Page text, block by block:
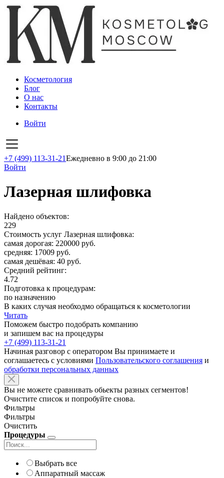
Косметология
Блог
О нас
Контакты
Войти
+7 (499) 113-31-21Ежедневно в 9:00 до 21:00
Войти
Лазерная шлифовка
Найдено объектов:
229
Стоимость услуг Лазерная шлифовка:
самая дорогая: 220000 руб.
средняя: 17009 руб.
самая дешёвая: 40 руб.
Средний рейтинг:
4.72
Подготовка к процедурам:
по назначению
В каких случая необходмо обращаться к косметологии
Читать
Поможем быстро подобрать компанию
и запишем вас на процедуры
+7 (499) 113-31-21
Начиная разговор с оператором Вы принимаете и
соглашаетесь с условиями Пользовательского соглашения и
обработки персональных данных
Вы не можете сравнивать обьекты разных сегментов!
Очистите список и попробуйте снова.
Фильтры
Фильтры
Очистить
Процедуры
Выбрать все
Аппаратный массаж